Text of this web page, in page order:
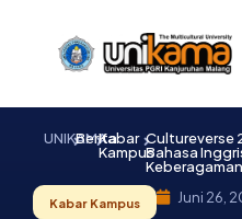
UNIKAMA
BeritaKabar
Kampus
Cultureverse
Bahasa
Kabar Kampus Juni 26,